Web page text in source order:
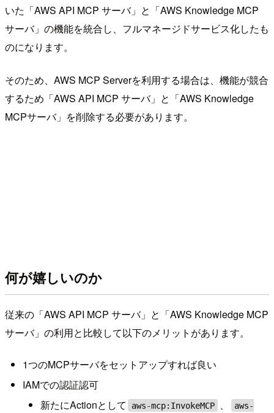
いた「AWS API MCP サーバ」と「AWS Knowledge MCP
サーバ」の機能を統合し、フルマネージドサービス化したも
のになります。
そのため、AWS MCP Serverを利用する場合は、機能が競合
するため「AWS API MCP サーバ」と「AWS Knowledge
MCPサーバ」を削除する必要があります。
何が嬉しいのか
従来の「AWS API MCP サーバ」と「AWS Knowledge MCP
サーバ」の利用と比較して以下のメリットがあります。
1つのMCPサーバをセットアップすれば良い
IAMでの認証認可
新たにActionとして
aws-mcp:InvokeMCP 、
aws-